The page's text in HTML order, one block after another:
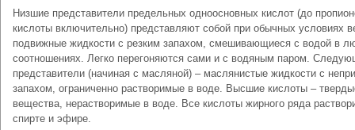
Низшие представители предельных одноосновных кислот (до
кислоты включительно) представляют собой при обычных условиях
подвижные жидкости с резким запахом, смешивающиеся с водой в
соотношениях. Легко перегоняются сами и с водяным паром.
представители (начиная с масляной) – маслянистые жидкости с
запахом, ограниченно растворимые в воде. Высшие кислоты –
вещества, нерастворимые в воде. Все кислоты жирного ряда
спирте и эфире.